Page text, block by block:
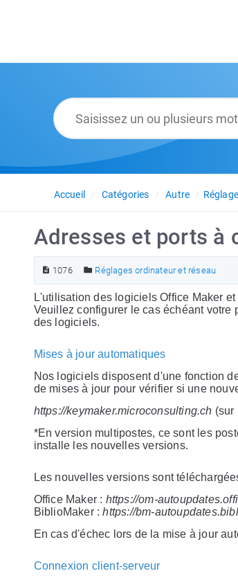
Accueil Catégories Autre
Adresses et ports à
1076 Réglages ordinateur et réseau
L'utilisation des logiciels Office Maker
Veuillez configurer le cas échéant
des logiciels.
Mises à jour automatiques
Nos logiciels disposent d'une fonction
de mises à jour pour vérifier si une
https://keymaker.microconsulting.ch (sur
*En version multipostes, ce sont les
installe les nouvelles versions.
Les nouvelles versions sont
Office Maker : https://om-
BiblioMaker :https://bm-
En cas d'échec lors de la mise à jour
Connexion client-serveur